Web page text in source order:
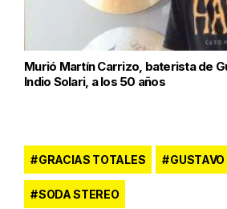
Murió Martín Carrizo, baterista de
Indio Solari, a los 50 años
GRACIAS TOTALES
SODA STEREO